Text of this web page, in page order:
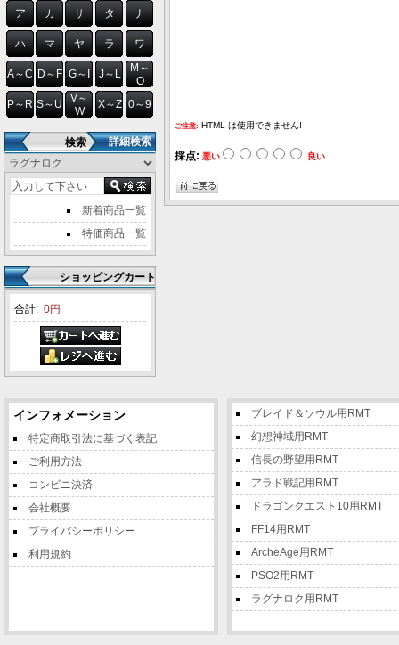
ア カ サ タ ナ
ハ マ ヤ ラ ワ
A～C D～F G～I J～L
M～
O
P～R S～U
V～
W
X～Z 0～9
検索 詳細検索
新着商品一覧
特価商品一覧
ショッピングカート
合計: 0円
ご注意: HTML は使用できません!
採点: 悪い 良い
インフォメーション
特定商取引法に基づく表記
ご利用方法
コンビニ決済
会社概要
プライバシーポリシー
利用規約
ブレイド＆ソウル用RMT
幻想神域用RMT
信長の野望用RMT
アラド戦記用RMT
ドラゴンクエスト10用RMT
FF14用RMT
ArcheAge用RMT
PSO2用RMT
ラグナロク用RMT